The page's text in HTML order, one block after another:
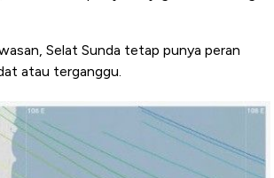
Selat Sunda tetap punya peran
atau terganggu.